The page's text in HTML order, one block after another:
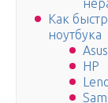
Как
ноутбука
Asus
HP